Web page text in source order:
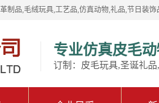
制品,毛绒玩具,工艺品,仿真动物,礼品,节日装饰
专业仿真皮毛
订制：皮毛玩具,圣诞礼